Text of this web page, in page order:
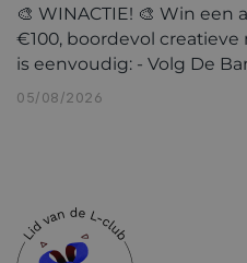
🎨 WINACTIE! 🎨 Win een
€100, boordevol
is eenvoudig: - Volg De
05/08/2026